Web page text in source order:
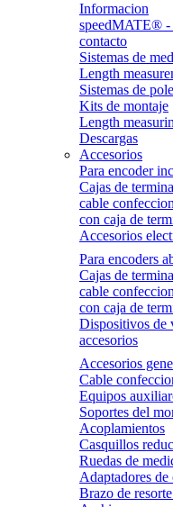
Informacion
speedMATE® -
contacto
Sistemas de
Length
Sistemas de
Kits de montaje
Length
Descargas
Accesorios
Para encoder
Cajas de
cable
con caja de
Accesorios
Para encoders
Cajas de
cable
con caja de
Dispositivos de
accesorios
Accesorios
Cable
Equipos
Soportes del
Acoplamientos
Casquillos
Ruedas de
Adaptadores de
Brazo de